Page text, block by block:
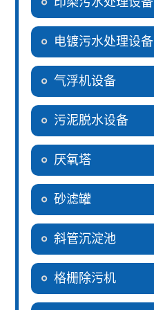
电镀污水处理设备
气浮机设备
污泥脱水设备
厌氧塔
砂滤罐
斜管沉淀池
格栅除污机